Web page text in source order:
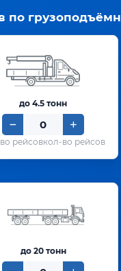
по
до 4.5 тонн
кол-во рейсов
до 20 тонн